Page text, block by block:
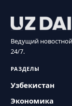
Ведущий
24/7.
РАЗДЕЛЫ
Узбекистан
Экономика